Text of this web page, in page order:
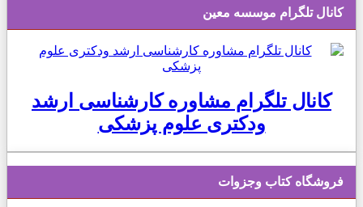
کانال تلگرام موسسه معین
کانال تلگرام مشاوره کارشناسی ارشد
ودکتری علوم پزشکی
فروشگاه کتاب وجزوات